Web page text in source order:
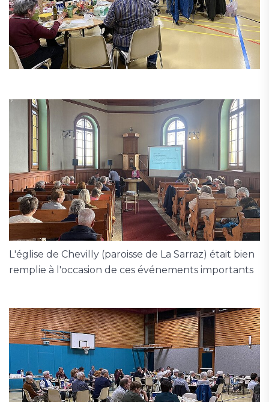
L'église de Chevilly (paroisse de La Sarraz) était bien
remplie à l'occasion de ces événements importants